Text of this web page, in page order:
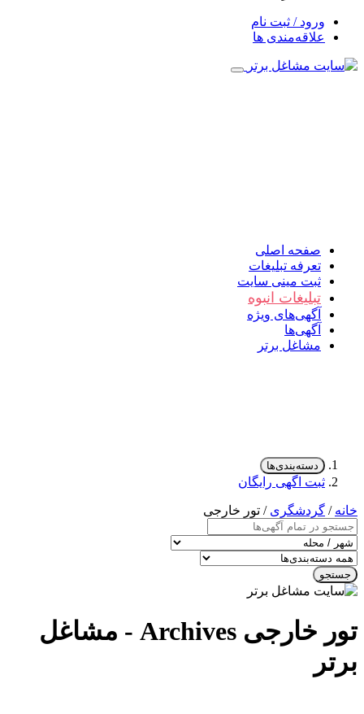
ورود / ثبت نام
علاقه‌مندی ها
صفحه اصلی
تعرفه تبلیغات
ثبت مینی سایت
تبلیغات انبوه
آگهی‌های ویژه
آگهی‌ها
مشاغل برتر
دسته‌بندی‌ها
ثبت اگهی رایگان
خانه / گردشگری / تور خارجی
جستجو
تور خارجی Archives - مشاغل
برتر